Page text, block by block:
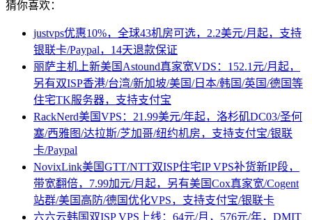
猜你喜欢：
justvps优惠10%，全球43机房可选，2.2美元/月起，支持
银联卡/Paypal，14天退款保证
丽萨主机上新美国Astound真家宽VDS：152.1元/月起，
另有双ISP香港/台湾/新加坡/美国/日本/韩国/英国/德国等
住宅TK服务器，支持支付宝
RackNerd美国VPS：21.99美元/年起，洛杉矶DC03/圣何
塞/西雅图/达拉斯/芝加哥/纽约机房，支持支付宝/银联
卡/Paypal
NovixLink美国GTT/NTT双ISP住宅IP VPS补货新IP段，
带宽翻倍，7.99加元/月起，另有美国Cox真家宽/Cogent
站群/美国高防/德国优化VPS，支持支付宝/银联卡
六六云韩国双ISP VPS上线：64元/月，576元/年，DMIT